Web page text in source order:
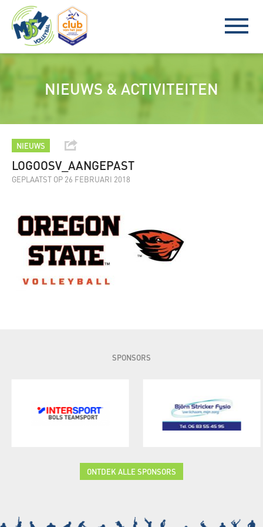
NIEUWS & ACTIVITEITEN
NIEUWS
LOGOOSV_AANGEPAST
GEPLAATST OP 26 FEBRUARI 2018
SPONSORS
ONTDEK ALLE SPONSORS